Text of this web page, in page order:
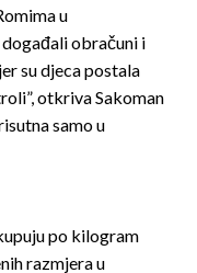
u
događali obračuni i
su djeca postala
otkriva Sakoman
samo u
po kilogram
razmjera u